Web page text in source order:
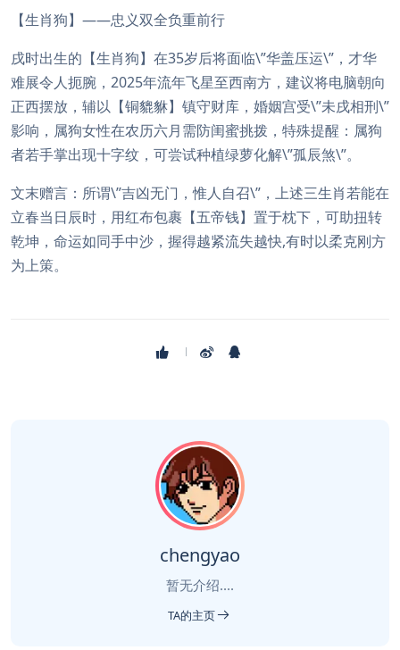
【生肖狗】——忠义双全负重前行
戌时出生的【生肖狗】在35岁后将面临\”华盖压运\”，才华
难展令人扼腕，2025年流年飞星至西南方，建议将电脑朝向
正西摆放，辅以【铜貔貅】镇守财库，婚姻宫受\”未戌相刑\”
影响，属狗女性在农历六月需防闺蜜挑拨，特殊提醒：属狗
者若手掌出现十字纹，可尝试种植绿萝化解\”孤辰煞\”。
文末赠言：所谓\”吉凶无门，惟人自召\”，上述三生肖若能在
立春当日辰时，用红布包裹【五帝钱】置于枕下，可助扭转
乾坤，命运如同手中沙，握得越紧流失越快,有时以柔克刚方
为上策。
chengyao
暂无介绍....
TA的主页